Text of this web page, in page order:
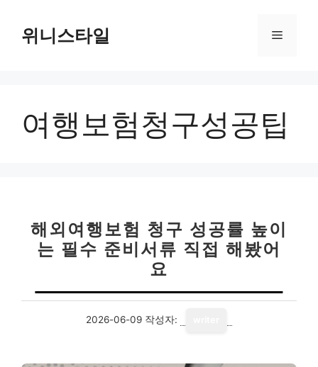
위니스타일 메
여행보험청구성공팁
해외여행보험 청구 성공률 높이
는 필수 준비서류 직접 해봤어
요
2026-06-09 작성자: